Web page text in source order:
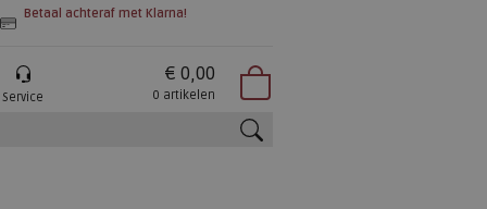
Betaal achteraf met Klarna!
Service
€ 0,00
0 artikelen